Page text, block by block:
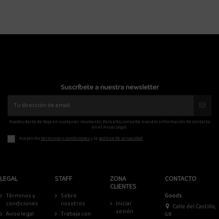
Suscríbete a nuestra newsletter
Puedes darte de baja en cualquier momento. Para ello, consulte nuestra información de contacto
en el Aviso Legal.
Acepto lostérminos y condicionesy la política de privacidad
LEGAL
Términos y
condiciones
Aviso legal
STAFF
Sobre
nosotros
Trabaja con
ZONA
CLIENTES
Iniciar
sesión
CONTACTO
Goods
Calle del Castillo,
68